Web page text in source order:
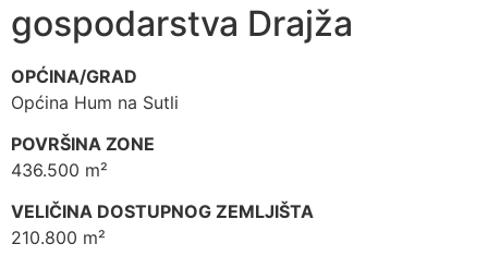
gospodarstva Drajža
OPĆINA/GRAD
Općina Hum na Sutli
POVRŠINA ZONE
436.500 m²
VELIČINA DOSTUPNOG ZEMLJIŠTA
210.800 m²